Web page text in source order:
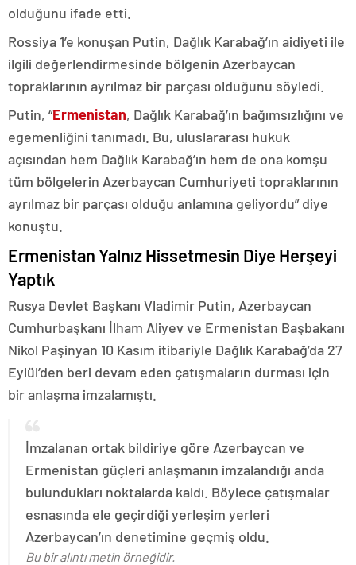
olduğunu ifade etti.
Rossiya 1’e konuşan Putin, Dağlık Karabağ’ın aidiyeti ile
ilgili değerlendirmesinde bölgenin Azerbaycan
topraklarının ayrılmaz bir parçası olduğunu söyledi.
Putin, “Ermenistan, Dağlık Karabağ’ın bağımsızlığını ve
egemenliğini tanımadı. Bu, uluslararası hukuk
açısından hem Dağlık Karabağ’ın hem de ona komşu
tüm bölgelerin Azerbaycan Cumhuriyeti topraklarının
ayrılmaz bir parçası olduğu anlamına geliyordu” diye
konuştu.
Ermenistan Yalnız Hissetmesin Diye Herşeyi
Yaptık
Rusya Devlet Başkanı Vladimir Putin, Azerbaycan
Cumhurbaşkanı İlham Aliyev ve Ermenistan Başbakanı
Nikol Paşinyan 10 Kasım itibariyle Dağlık Karabağ’da 27
Eylül’den beri devam eden çatışmaların durması için
bir anlaşma imzalamıştı.
İmzalanan ortak bildiriye göre Azerbaycan ve
Ermenistan güçleri anlaşmanın imzalandığı anda
bulundukları noktalarda kaldı. Böylece çatışmalar
esnasında ele geçirdiği yerleşim yerleri
Azerbaycan’ın denetimine geçmiş oldu.
Bu bir alıntı metin örneğidir.